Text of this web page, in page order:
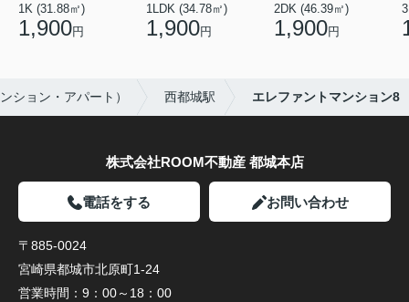
1K (31.88㎡)
1,900円
1LDK (34.78㎡)
1,900円
2DK (46.39㎡)
1,900円
ション・アパート） 西都城駅 エレファントマンション8
株式会社ROOM不動産 都城本店
電話をする お問い合わせ
〒885-0024
宮崎県都城市北原町1-24
営業時間： 9：00～18：00